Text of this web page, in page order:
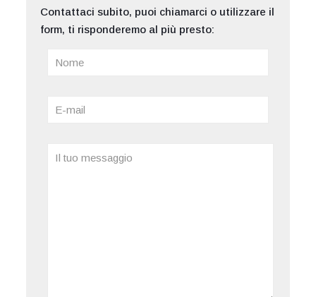
Contattaci subito, puoi chiamarci o utilizzare il
form, ti risponderemo al più presto: